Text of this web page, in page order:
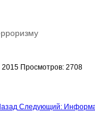
2015 Просмотров: 2708
Следующий: